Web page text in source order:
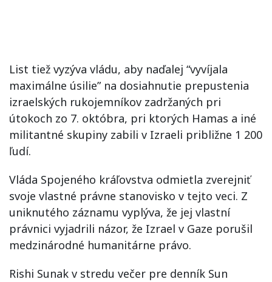
List tiež vyzýva vládu, aby naďalej “vyvíjala
maximálne úsilie” na dosiahnutie prepustenia
izraelských rukojemníkov zadržaných pri
útokoch zo 7. októbra, pri ktorých Hamas a iné
militantné skupiny zabili v Izraeli približne 1 200
ľudí.
Vláda Spojeného kráľovstva odmietla zverejniť
svoje vlastné právne stanovisko v tejto veci. Z
uniknutého záznamu vyplýva, že jej vlastní
právnici vyjadrili názor, že Izrael v Gaze porušil
medzinárodné humanitárne právo.
Rishi Sunak v stredu večer pre denník Sun